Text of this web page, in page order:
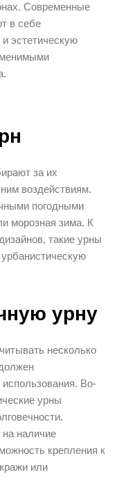
Современные
в себе
эстетическую
за их
воздействиям.
погодными
морозная зима. К
такие урны
урну
несколько
использования. Во-
урны
на наличие
крепления к
или